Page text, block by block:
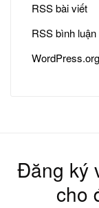
RSS bài viết
RSS bình luận
WordPress.org
Đăng ký
cho